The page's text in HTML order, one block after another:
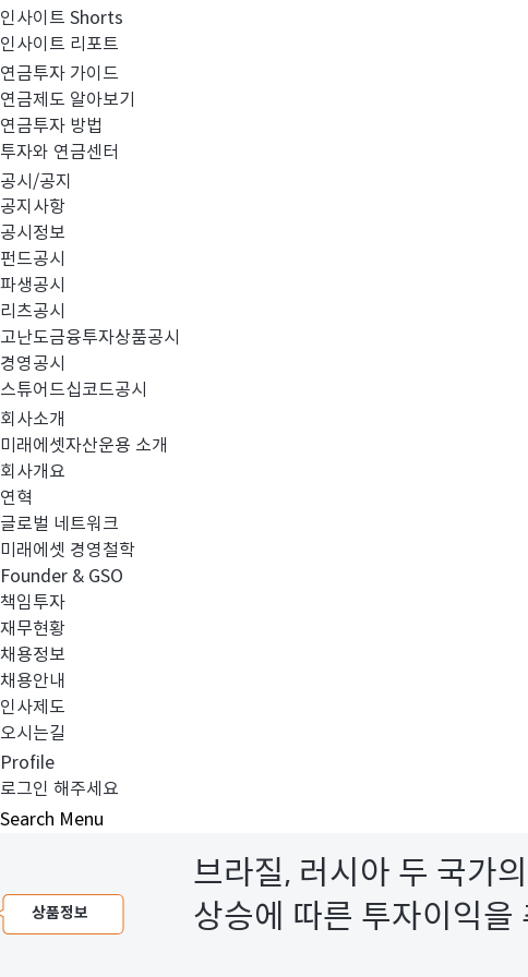
인사이트 Shorts
인사이트 리포트
연금투자 가이드
연금제도 알아보기
연금투자 방법
투자와 연금센터
공시/공지
공지사항
공시정보
펀드공시
파생공시
리츠공시
고난도금융투자상품공시
경영공시
스튜어드십코드공시
회사소개
미래에셋자산운용 소개
회사개요
연혁
글로벌 네트워크
미래에셋 경영철학
Founder & GSO
책임투자
재무현황
채용정보
채용안내
인사제도
오시는길
Profile
로그인 해주세요
Search Menu
기준가
914.97
1.12
설정일
브라질, 러시아 두 국가
상승에 따른 투자이익을